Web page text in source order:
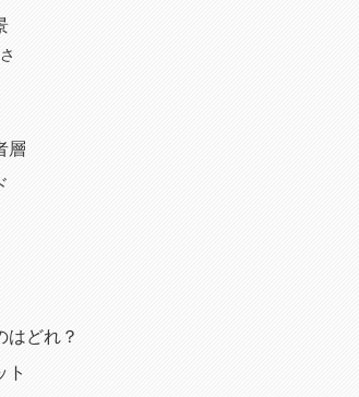
層
はどれ？
ト